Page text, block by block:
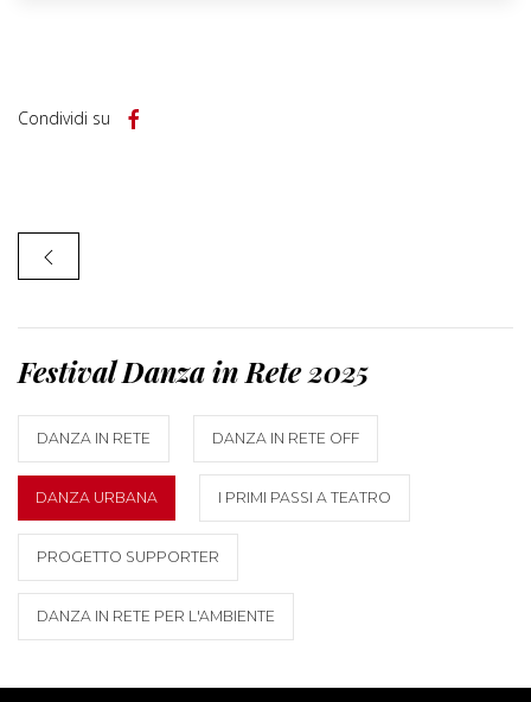
Condividi su
Festival Danza in Rete 2025
DANZA IN RETE DANZA IN RETE OFF
DANZA URBANA I PRIMI PASSI A TEATRO
PROGETTO SUPPORTER
DANZA IN RETE PER L'AMBIENTE